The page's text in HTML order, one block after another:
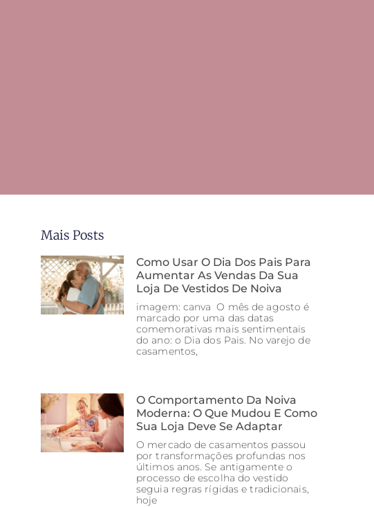
Mais Posts
Como Usar O Dia Dos Pais Para
Aumentar As Vendas Da Sua
Loja De Vestidos De Noiva
imagem: canva O mês de agosto é
marcado por uma das datas
comemorativas mais sentimentais
do ano: o Dia dos Pais. No varejo de
casamentos,
O Comportamento Da Noiva
Moderna: O Que Mudou E Como
Sua Loja Deve Se Adaptar
O mercado de casamentos passou
por transformações profundas nos
últimos anos. Se antigamente o
processo de escolha do vestido
seguia regras rígidas e tradicionais,
hoje